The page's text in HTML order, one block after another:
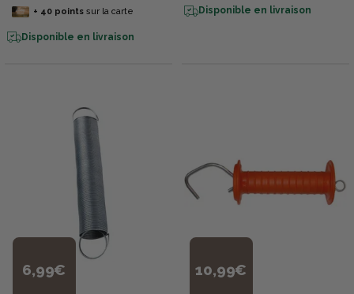
+ 40pointssur la carte
Disponible en livraison
Disponible en livraison
6,99€ 10,99€